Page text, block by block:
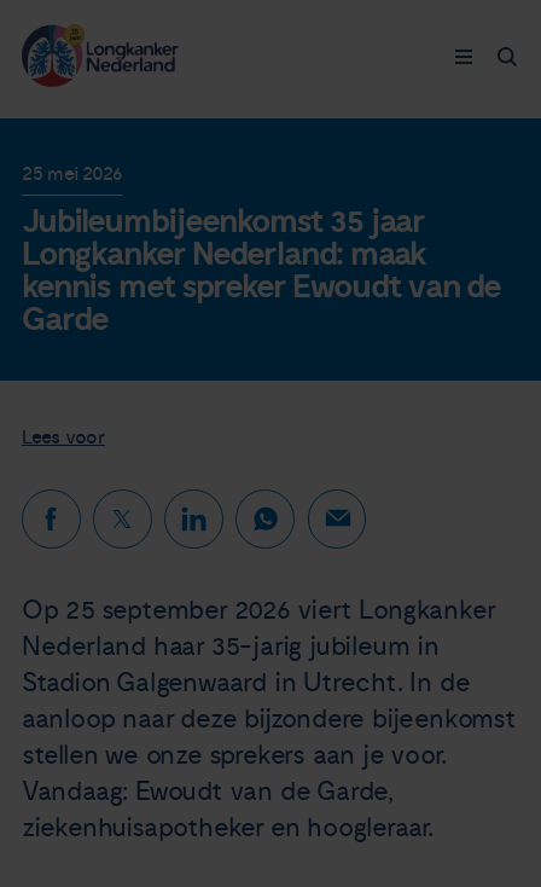
Doneer nu
Agenda
Over ons
Zorgverleners
Longkanker
Leven met
Ervaringen
Thymuskankers
Steun ons
25 mei 2026
Jubileumbijeenkomst 35 jaar
Longkanker Nederland: maak
kennis met spreker Ewoudt van de
Garde
Lees voor
Op 25 september 2026 viert Longkanker
Nederland haar 35-jarig jubileum in
Stadion Galgenwaard in Utrecht. In de
aanloop naar deze bijzondere bijeenkomst
stellen we onze sprekers aan je voor.
Vandaag: Ewoudt van de Garde,
ziekenhuisapotheker en hoogleraar.